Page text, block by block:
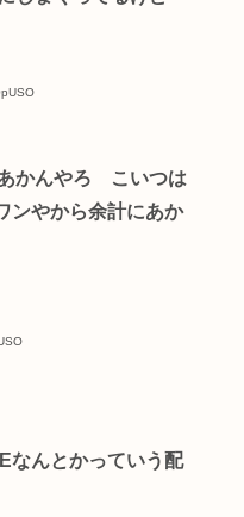
かんやろ こいつは
ンやから余計にあか
なんとかっていう配